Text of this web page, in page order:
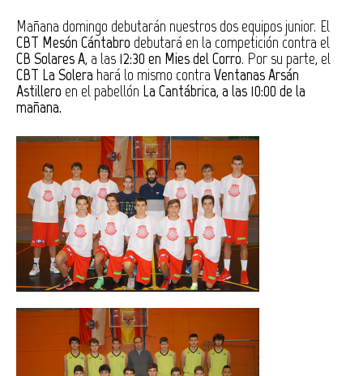
Mañana domingo debutarán nuestros dos equipos junior. El
CBT Mesón Cántabro debutará en la competición contra el
CB Solares A, a las 12:30 en Mies del Corro. Por su parte, el
CBT La Solera hará lo mismo contra Ventanas Arsán
Astillero en el pabellón La Cantábrica, a las 10:00 de la
mañana.